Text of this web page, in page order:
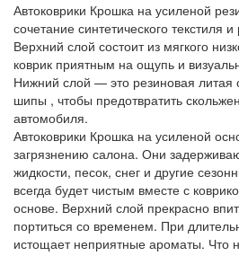
Автоковрики Крошка на усиленой
сочетание синтетического текстиля
Верхний слой состоит из мягкого
коврик приятным на ощупь и
Нижний слой — это резиновая литая
шипы , чтобы предотвратить
автомобиля.
Автоковрики Крошка на усиленой
загрязнению салона. Они
жидкости, песок, снег и другие
всегда будет чистым вместе с
основе. Верхний слой прекрасно
портиться со временем. При
истощает неприятные ароматы. Что